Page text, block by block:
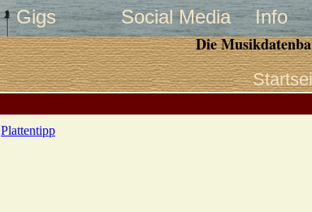
Gigs Social Media Info
Die
Plattentipp